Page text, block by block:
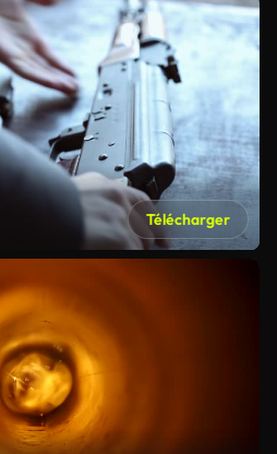
Télécharger